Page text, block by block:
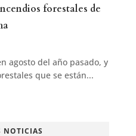
forestales de
agosto del año pasado, y
que se están...
NOTICIAS